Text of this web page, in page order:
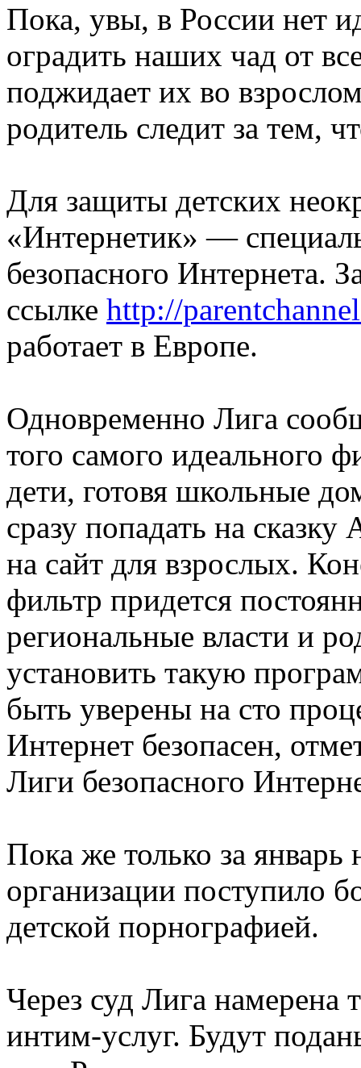
Пока, увы, в России нет
оградить наших чад от
поджидает их во
родитель следит за тем,
Для защиты детских
«Интернетик» —
безопасного Интернета.
ссылке http://
работает в Европе.
Одновременно Лига
того самого идеального
дети, готовя школьные
сразу попадать на
на сайт для взрослых.
фильтр придется
региональные власти и
установить такую
быть уверены на сто
Интернет безопасен,
Лиги безопасного
Пока же только за
организации поступило
детской порнографией.
Через суд Лига намерена
интим-услуг. Будут